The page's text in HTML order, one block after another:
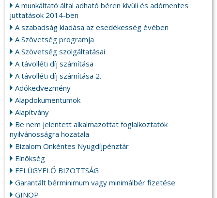
A munkáltató által adható béren kívüli és adómentes
juttatások 2014-ben
A szabadság kiadása az esedékesség évében
A Szövetség programja
A Szövetség szolgáltatásai
A távolléti díj számítása
A távolléti díj számítása 2.
Adókedvezmény
Alapdokumentumok
Alapítvány
Be nem jelentett alkalmazottat foglalkoztatók
nyilvánosságra hozatala
Bizalom Önkéntes Nyugdíjpénztár
Elnökség
FELÜGYELŐ BIZOTTSÁG
Garantált bérminimum vagy minimálbér fizetése
GINOP